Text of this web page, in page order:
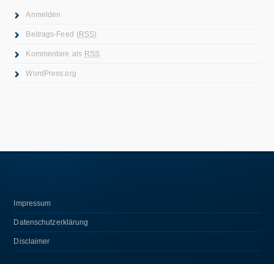
Anmelden
Beitrags-Feed (RSS)
Kommentare als RSS
WordPress.org
Impressum
Datenschutzerklärung
Disclaimer